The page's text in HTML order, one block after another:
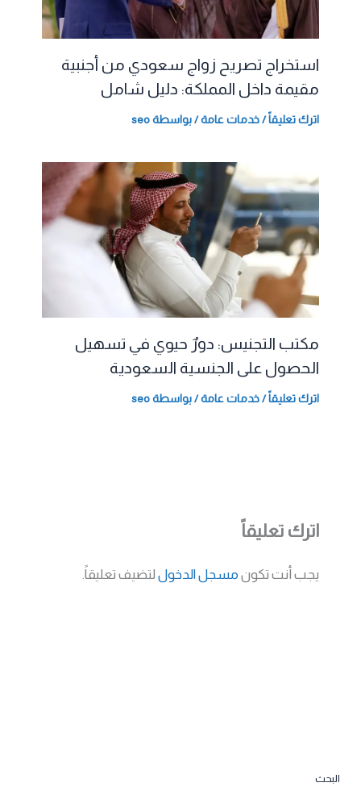
استخراج تصريح زواج سعودي من أجنبية
مقيمة داخل المملكة: دليل شامل
اترك تعليقاً/خدمات عامة/ بواسطة seo
مكتب التجنيس: دورٌ حيوي في تسهيل
الحصول على الجنسية السعودية
اترك تعليقاً/خدمات عامة/ بواسطة seo
اترك تعليقاً
يجب أنت تكون مسجل الدخوللتضيف تعليقاً.
البحث